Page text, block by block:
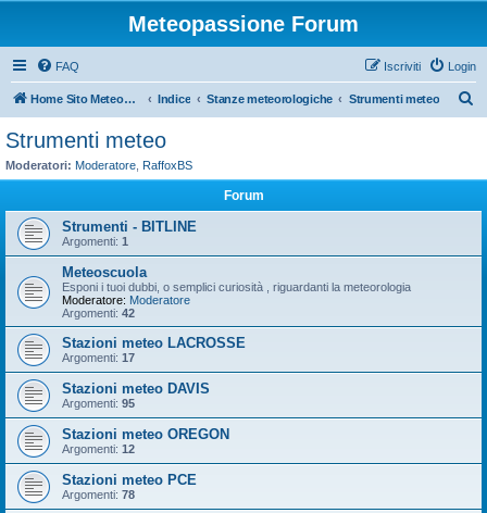
Meteopassione Forum
FAQ Login
Iscriviti
Home Sito Meteopassione Indice Stanze meteorologiche Strumenti meteo
Strumenti meteo
Moderatori: Moderatore RaffoxBS
Forum
Strumenti - BITLINE
Argomenti: 1
Meteoscuola
Esponi i tuoi dubbi, o semplici curiosità , riguardanti la meteorologia
Moderatore: Moderatore
Argomenti: 42
Stazioni meteo LACROSSE
Argomenti: 17
Stazioni meteo DAVIS
Argomenti: 95
Stazioni meteo OREGON
Argomenti: 12
Stazioni meteo PCE
Argomenti: 78